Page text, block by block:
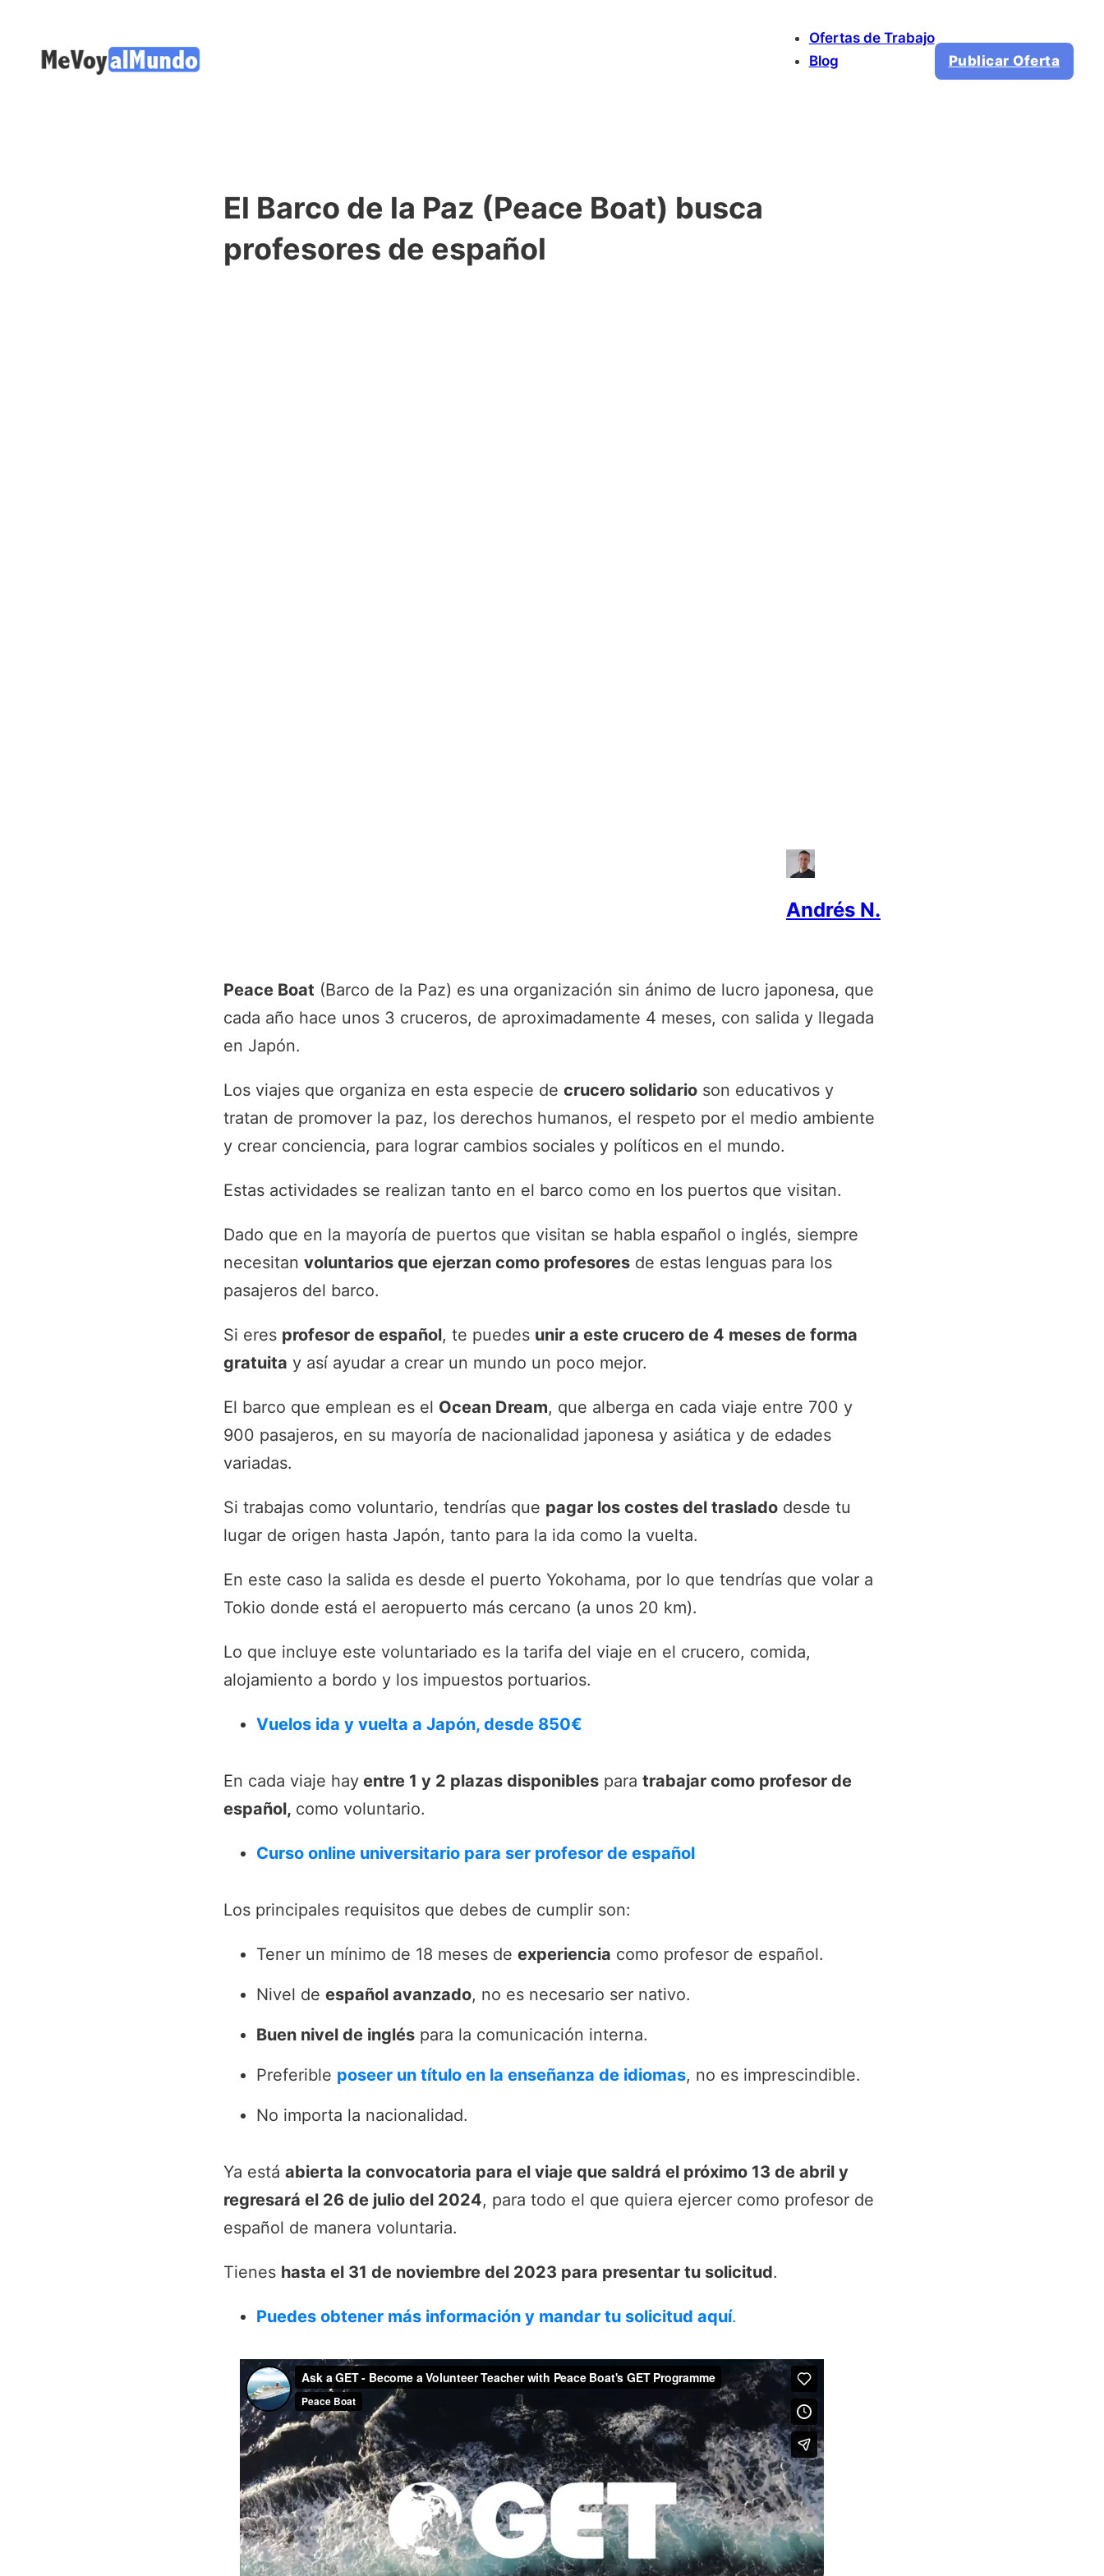
Ofertas de Trabajo
Blog
Publicar Oferta
El Barco de la Paz (Peace Boat) busca
profesores de español
Andrés N.
Peace Boat (Barco de la Paz) es una organización sin ánimo de lucro japonesa, que
cada año hace unos 3 cruceros, de aproximadamente 4 meses, con salida y llegada
en Japón.
Los viajes que organiza en esta especie de crucero solidario son educativos y
tratan de promover la paz, los derechos humanos, el respeto por el medio ambiente
y crear conciencia, para lograr cambios sociales y políticos en el mundo.
Estas actividades se realizan tanto en el barco como en los puertos que visitan.
Dado que en la mayoría de puertos que visitan se habla español o inglés, siempre
necesitan voluntarios que ejerzan como profesores de estas lenguas para los
pasajeros del barco.
Si eres profesor de español, te puedes unir a este crucero de 4 meses de forma
gratuita y así ayudar a crear un mundo un poco mejor.
El barco que emplean es el Ocean Dream, que alberga en cada viaje entre 700 y
900 pasajeros, en su mayoría de nacionalidad japonesa y asiática y de edades
variadas.
Si trabajas como voluntario, tendrías que pagar los costes del traslado desde tu
lugar de origen hasta Japón, tanto para la ida como la vuelta.
En este caso la salida es desde el puerto Yokohama, por lo que tendrías que volar a
Tokio donde está el aeropuerto más cercano (a unos 20 km).
Lo que incluye este voluntariado es la tarifa del viaje en el crucero, comida,
alojamiento a bordo y los impuestos portuarios.
Vuelos ida y vuelta a Japón, desde 850€
En cada viaje hay entre 1 y 2 plazas disponibles para trabajar como profesor de
español, como voluntario.
Curso online universitario para ser profesor de español
Los principales requisitos que debes de cumplir son:
Tener un mínimo de 18 meses de experiencia como profesor de español.
Nivel de español avanzado, no es necesario ser nativo.
Buen nivel de inglés para la comunicación interna.
Preferible poseer un título en la enseñanza de idiomas, no es imprescindible.
No importa la nacionalidad.
Ya está abierta la convocatoria para el viaje que saldrá el próximo 13 de abril y
regresará el 26 de julio del 2024, para todo el que quiera ejercer como profesor de
español de manera voluntaria.
Tienes hasta el 31 de noviembre del 2023 para presentar tu solicitud.
Puedes obtener más información y mandar tu solicitud aquí.